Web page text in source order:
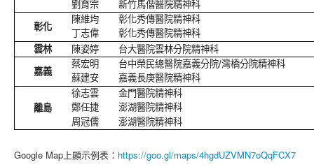
劉育宗
新竹馬偕醫院精神科
彰化
陳維均
彰化秀傳醫院精神科
丁志偉
彰化秀傳醫院精神科
雲林
陳姿婷 台大醫院雲林分院精神科
嘉義
蔡宏明
台中榮民總醫院嘉義分院/灣橋分院精神科
蘇建安
嘉義長庚醫院精神科
離島
徐志雲
金門醫院精神科
鄭任捷
澎湖醫院精神科
周冠儒
澎湖醫院精神科
Google Map上顯示例表： https://goo.gl/maps/4hgdUZVMN7oQqFCX7